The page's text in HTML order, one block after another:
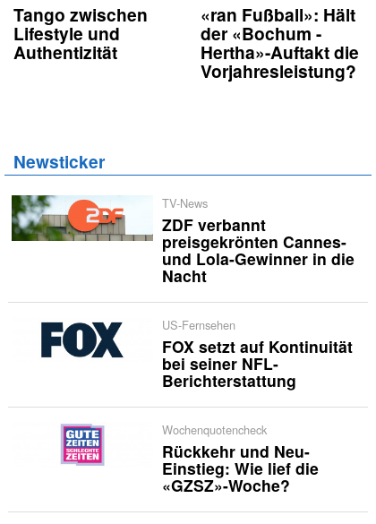
Tango zwischen
Lifestyle und
Authentizität
«ran Fußball»: Hält
der «Bochum -
Hertha»-Auftakt die
Vorjahresleistung?
Newsticker
TV-News
ZDF verbannt
preisgekrönten Cannes-
und Lola-Gewinner in die
Nacht
US-Fernsehen
FOX setzt auf Kontinuität
bei seiner NFL-
Berichterstattung
Wochenquotencheck
Rückkehr und Neu-
Einstieg: Wie lief die
«GZSZ»-Woche?